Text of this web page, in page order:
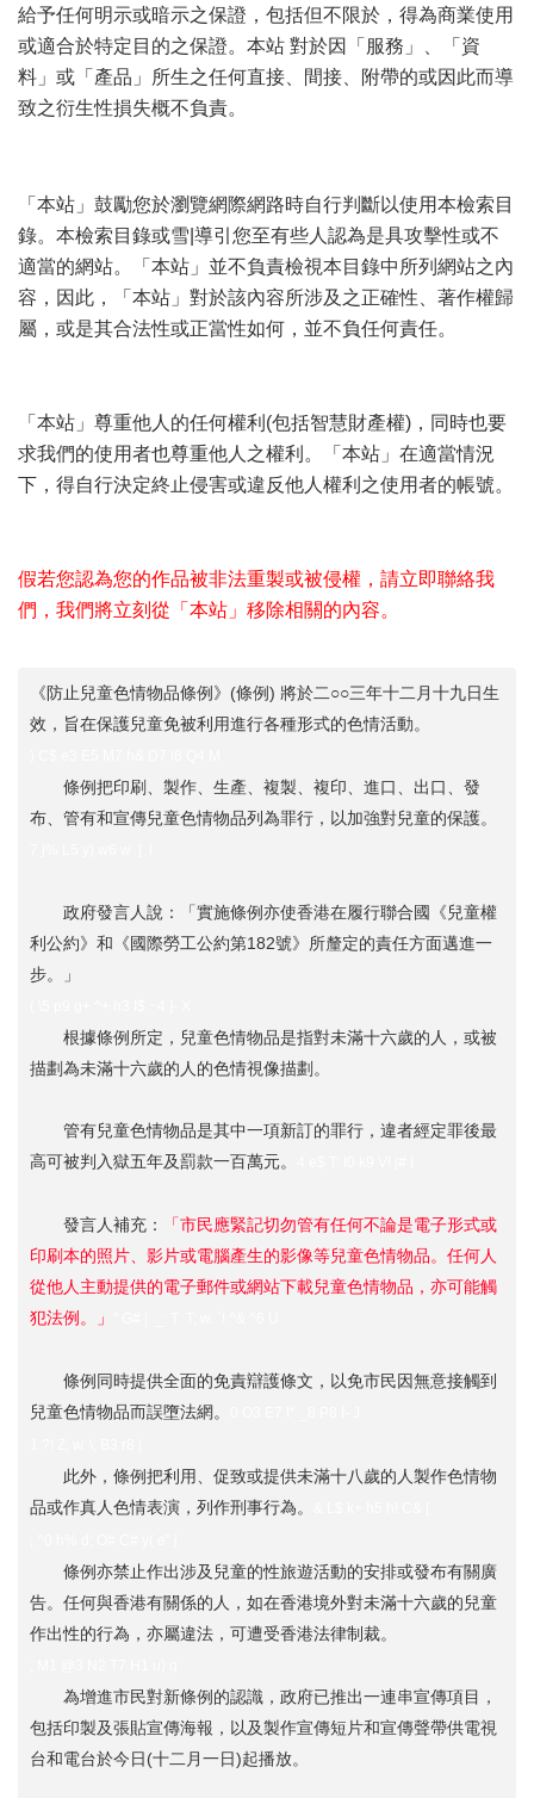
給予任何明示或暗示之保證，包括但不限於，得為商業使用
或適合於特定目的之保證。本站 對於因「服務」、「資
料」或「產品」所生之任何直接、間接、附帶的或因此而導
致之衍生性損失概不負責。
「本站」鼓勵您於瀏覽網際網路時自行判斷以使用本檢索目
錄。本檢索目錄或雪|導引您至有些人認為是具攻擊性或不
適當的網站。「本站」並不負責檢視本目錄中所列網站之內
容，因此，「本站」對於該內容所涉及之正確性、著作權歸
屬，或是其合法性或正當性如何，並不負任何責任。
「本站」尊重他人的任何權利(包括智慧財產權)，同時也要
求我們的使用者也尊重他人之權利。「本站」在適當情況
下，得自行決定終止侵害或違反他人權利之使用者的帳號。
假若您認為您的作品被非法重製或被侵權，請立即聯絡我
們，我們將立刻從「本站」移除相關的內容。
《防止兒童色情物品條例》(條例) 將於二○○三年十二月十九日生
效，旨在保護兒童免被利用進行各種形式的色情活動。
條例把印刷、製作、生產、複製、複印、進口、出口、發
布、管有和宣傳兒童色情物品列為罪行，以加強對兒童的保護。
政府發言人說：「實施條例亦使香港在履行聯合國《兒童權
利公約》和《國際勞工公約第182號》所釐定的責任方面邁進一
步。」
根據條例所定，兒童色情物品是指對未滿十六歲的人，或被
描劃為未滿十六歲的人的色情視像描劃。
管有兒童色情物品是其中一項新訂的罪行，違者經定罪後最
高可被判入獄五年及罰款一百萬元。
發言人補充：
「市民應緊記切勿管有任何不論是電子形式或
印刷本的照片、影片或電腦產生的影像等兒童色情物品。任何人
從他人主動提供的電子郵件或網站下載兒童色情物品，亦可能觸
犯法例。」
條例同時提供全面的免責辯護條文，以免市民因無意接觸到
兒童色情物品而誤墮法網。
此外，條例把利用、促致或提供未滿十八歲的人製作色情物
品或作真人色情表演，列作刑事行為。
條例亦禁止作出涉及兒童的性旅遊活動的安排或發布有關廣
告。任何與香港有關係的人，如在香港境外對未滿十六歲的兒童
作出性的行為，亦屬違法，可遭受香港法律制裁。
為增進市民對新條例的認識，政府已推出一連串宣傳項目，
包括印製及張貼宣傳海報，以及製作宣傳短片和宣傳聲帶供電視
台和電台於今日(十二月一日)起播放。